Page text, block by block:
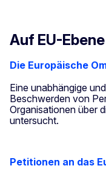
Auf EU-Ebene
Die Europäische
Eine unabhängige
Beschwerden von
Organisationen über
untersucht.
Petitionen an das